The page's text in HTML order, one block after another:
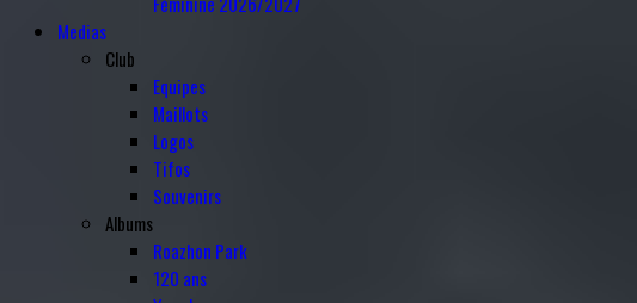
Medias
Club
Equipes
Maillots
Logos
Tifos
Souvenirs
Albums
Roazhon Park
120 ans